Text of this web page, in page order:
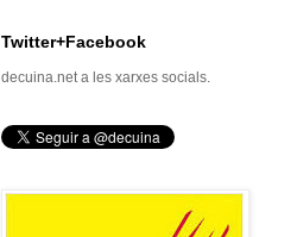
Twitter+Facebook
decuina.net a les xarxes socials.